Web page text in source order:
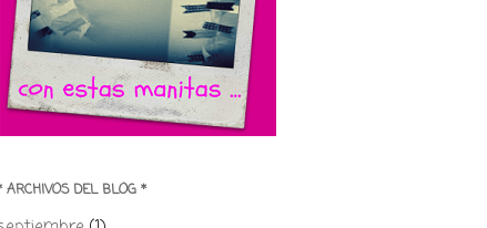
ARCHIVOS DEL BLOG *